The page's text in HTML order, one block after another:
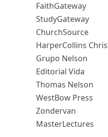
FaithGateway
StudyGateway
ChurchSource
HarperCollins
Grupo Nelson
Editorial Vida
Thomas Nelson
WestBow Press
Zondervan
MasterLectures